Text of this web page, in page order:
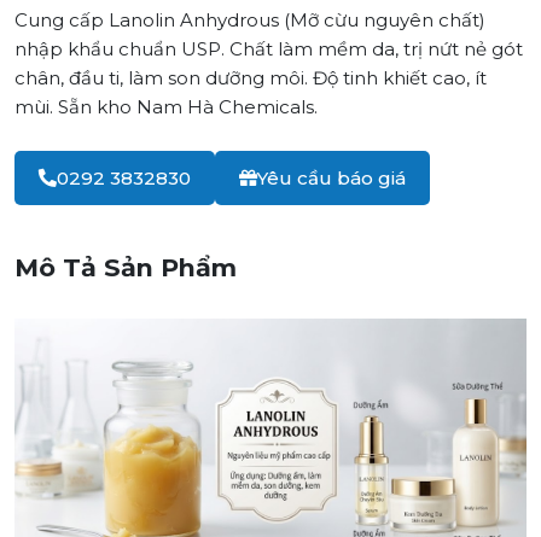
Cung cấp Lanolin Anhydrous (Mỡ cừu nguyên chất)
nhập khẩu chuẩn USP. Chất làm mềm da, trị nứt nẻ gót
chân, đầu ti, làm son dưỡng môi. Độ tinh khiết cao, ít
mùi. Sẵn kho Nam Hà Chemicals.
0292 3832830 Yêu cầu báo giá
Mô Tả Sản Phẩm